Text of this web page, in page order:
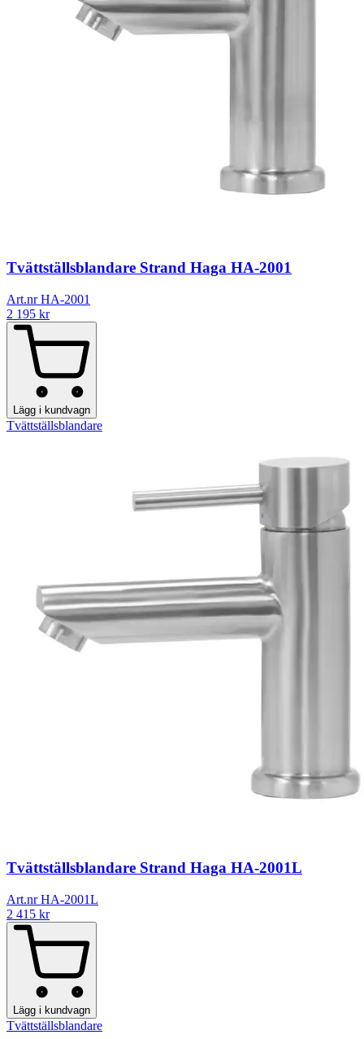
Tvättställsblandare Strand Haga HA-2001
Art.nr HA-2001
2 195 kr
Lägg i kundvagn
Tvättställsblandare
Tvättställsblandare Strand Haga HA-2001L
Art.nr HA-2001L
2 415 kr
Lägg i kundvagn
Tvättställsblandare